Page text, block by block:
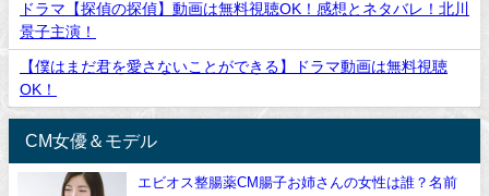
ドラマ【探偵の探偵】動画は無料視聴OK！感想とネタバレ！北川
景子主演！
【僕はまだ君を愛さないことができる】ドラマ動画は無料視聴
OK！
CM女優＆モデル
エビオス整腸薬CM腸子お姉さんの女性は誰？名前